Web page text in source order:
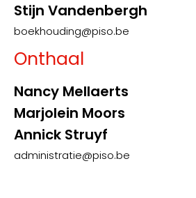
Stijn Vandenbergh
boekhouding@piso.be
Onthaal
Nancy Mellaerts
Marjolein Moors
Annick Struyf
administratie@piso.be